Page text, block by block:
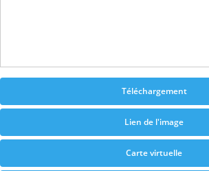
Téléchargement
Lien de l'image
Carte virtuelle